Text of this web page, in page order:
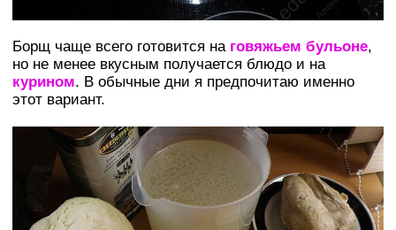
Борщ чаще всего готовится на говяжьем бульоне,
но не менее вкусным получается блюдо и на
курином. В обычные дни я предпочитаю именно
этот вариант.